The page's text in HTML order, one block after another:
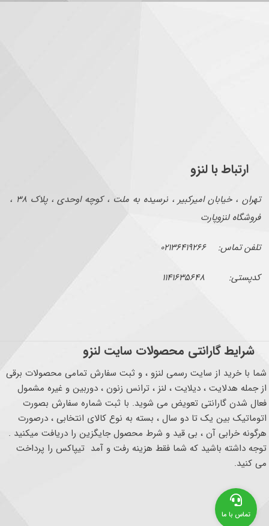
ارتباط با لنزو
تهران ، خیابان امیرکبیر ، نرسیده به ملت ، کوچه اوحدی ، پلاک ۳۸ ،
فروشگاه لنزوپارت
تلفن تماس: ۰۲۱۳۶۴۱۹۲۶۶
کدپستی: ۱۱۴۱۶۳۵۶۴۸
شرایط گارانتی محصولات سایت لنزو
شما با خرید از سایت رسمی لنزو ، و ثبت سفارش تمامی محصولات برقی
از جمله هدلایت ، دیلایت ، لنز ، ترانس زنون ، دوربین و غیره مشمول
فعال شدن گارانتی تعویض می شوید. با ثبت شماره سفارش بصورت
اتوماتیک بین یک تا دو سال ، بسته به نوع کالای انتخابی ، درصورت
هرگونه خرابی آن ، بی قید و شرط محصول جایگزین را دریافت میکنید .
توجه داشته باشید که شما فقط هزینه رفت و آمد تیپاکس را پرداخت
می کنید.
تماس با ما